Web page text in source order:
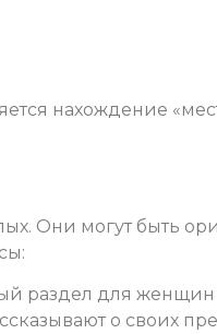
нахождение
Они могут быть
раздел для женщин
о своих